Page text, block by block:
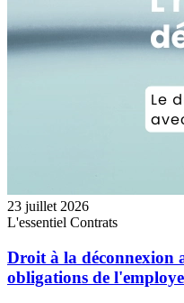
23 juillet 2026
L'essentiel Contrats
Droit à la déconnexion
obligations de